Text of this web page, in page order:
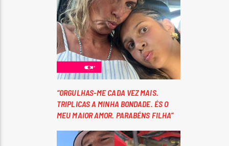
“ORGULHAS-ME CADA VEZ MAIS.
TRIPLICAS A MINHA BONDADE. ÉS O
MEU MAIOR AMOR. PARABÉNS FILHA”